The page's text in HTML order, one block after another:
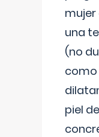
una
(no
como
piel